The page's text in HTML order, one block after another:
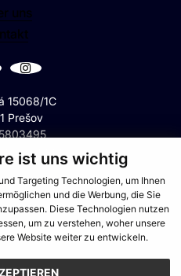
ist uns wichtig
Targeting Technologien, um Ihnen
und die Werbung, die Sie
Diese Technologien nutzen
um zu verstehen, woher unsere
Website weiter zu entwickeln.
uns
15068/1C
Prešov
+21°5'58.44"
288 879
Cookies